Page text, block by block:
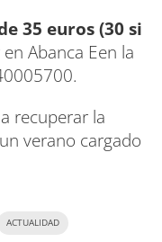
35 euros (30 si
Abanca Een la
recuperar la
verano cargado
ACTUALIDAD